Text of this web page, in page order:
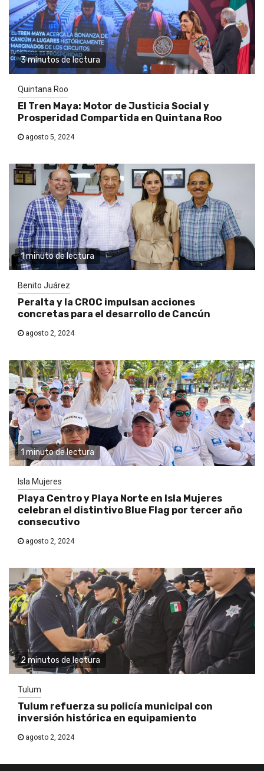
3 minutos de lectura
Quintana Roo
El Tren Maya: Motor de Justicia Social y
Prosperidad Compartida en Quintana Roo
agosto 5, 2024
1 minuto de lectura
Benito Juárez
Peralta y la CROC impulsan acciones
concretas para el desarrollo de Cancún
agosto 2, 2024
1 minuto de lectura
Isla Mujeres
Playa Centro y Playa Norte en Isla Mujeres
celebran el distintivo Blue Flag por tercer año
consecutivo
agosto 2, 2024
2 minutos de lectura
Tulum
Tulum refuerza su policía municipal con
inversión histórica en equipamiento
agosto 2, 2024